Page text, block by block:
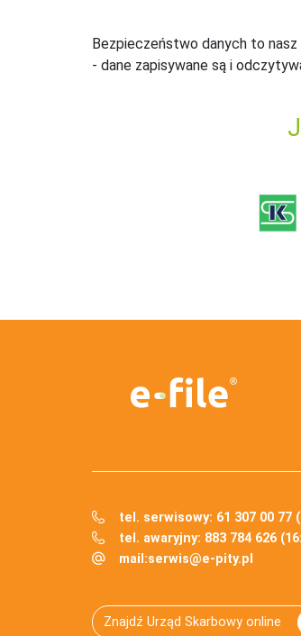
Bezpieczeństwo danych to
- dane zapisywane są i
tel. serwisowy: 61 307 00 77
tel. awaryjny: 883 784 626
mail:serwis@e-pity.pl
Znajdź Urząd Skarbowy online